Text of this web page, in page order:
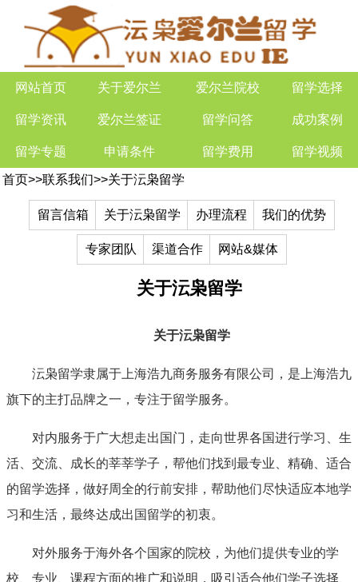
网站首页 关于爱尔兰 爱尔兰院校 留学选择
留学资讯 爱尔兰签证 留学问答 成功案例
留学专题 申请条件 留学费用 留学视频
首页>>联系我们>>关于沄枭留学
留言信箱 关于沄枭留学 办理流程 我们的优势
专家团队 渠道合作 网站&媒体
关于沄枭留学
关于沄枭留学
沄枭留学隶属于上海浩九商务服务有限公司，是上海浩九
旗下的主打品牌之一，专注于留学服务。
对内服务于广大想走出国门，走向世界各国进行学习、生
活、交流、成长的莘莘学子，帮他们找到最专业、精确、适合
的留学选择，做好周全的行前安排，帮助他们尽快适应本地学
习和生活，最终达成出国留学的初衷。
对外服务于海外各个国家的院校，为他们提供专业的学
校、专业、课程方面的推广和说明，吸引适合他们学子选择、